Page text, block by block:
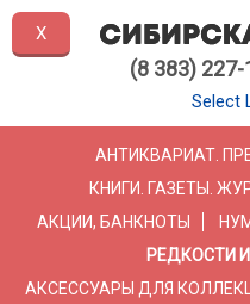
(8 383)
Select
АНТИКВАРИАТ.
КНИГИ. ГАЗЕТЫ.
АКЦИИ, БАНКНОТЫ
РЕДКОСТИ
АКСЕССУАРЫ ДЛЯ
X